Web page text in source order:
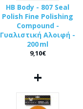
HB Body - 807 Seal
Polish Fine Polishing
Compound -
Γυαλιστική Αλοιφή -
200 ml
9,10€
+